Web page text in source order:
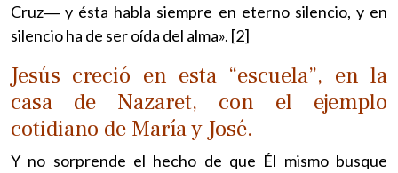
Cruz― y ésta habla siempre en eterno silencio, y en
silencio ha de ser oída del alma». [2]
Jesús creció en esta “escuela”, en la
casa de Nazaret, con el ejemplo
cotidiano de María y José.
Y no sorprende el hecho de que Él mismo busque